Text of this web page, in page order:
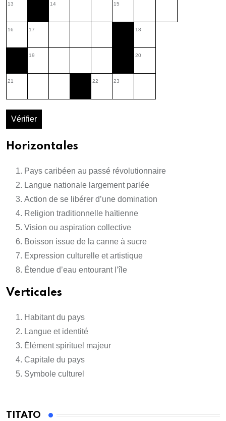
13 14 15
16 17 18
19 20
21 22 23
Vérifier
Horizontales
Pays caribéen au passé révolutionnaire
Langue nationale largement parlée
Action de se libérer d’une domination
Religion traditionnelle haïtienne
Vision ou aspiration collective
Boisson issue de la canne à sucre
Expression culturelle et artistique
Étendue d’eau entourant l’île
Verticales
Habitant du pays
Langue et identité
Élément spirituel majeur
Capitale du pays
Symbole culturel
TITATO